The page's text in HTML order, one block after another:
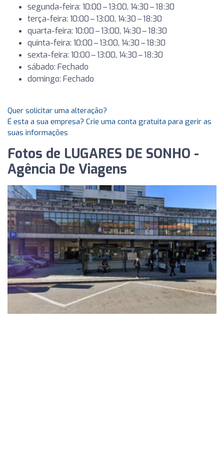
segunda-feira: 10:00 – 13:00, 14:30 – 18:30
terça-feira: 10:00 – 13:00, 14:30 – 18:30
quarta-feira: 10:00 – 13:00, 14:30 – 18:30
quinta-feira: 10:00 – 13:00, 14:30 – 18:30
sexta-feira: 10:00 – 13:00, 14:30 – 18:30
sábado: Fechado
domingo: Fechado
Quer solicitar uma alteração?
É esta a sua empresa? Crie uma conta gratuita para gerir as
suas informações
Fotos de LUGARES DE SONHO -
Agência De Viagens